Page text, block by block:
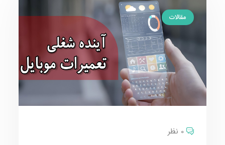
مقالات
0 نظر